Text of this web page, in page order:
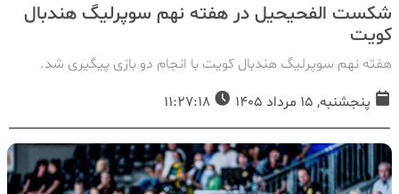
شکست الفحیحیل در هفته نهم سوپرلیگ هندبال
کویت
هفته نهم سوپرلیگ هندبال کویت با انجام دو بازی پیگیری شد.
پنجشنبه, 15 مرداد 1405